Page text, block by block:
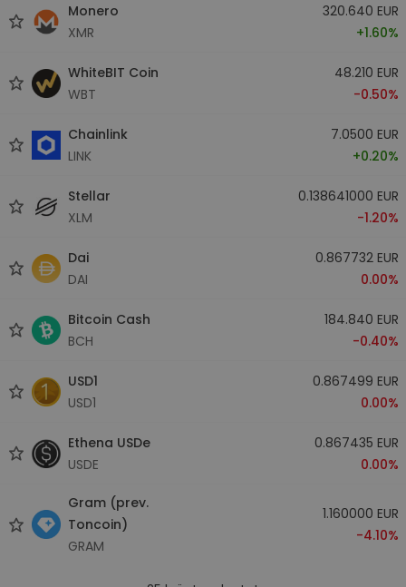
Monero
XMR
320.640 EUR
+1.60%
WhiteBIT Coin
WBT
48.210 EUR
-0.50%
Chainlink
LINK
7.0500 EUR
+0.20%
Stellar
XLM
0.138641000 EUR
-1.20%
Dai
DAI
0.867732 EUR
0.00%
Bitcoin Cash
BCH
184.840 EUR
-0.40%
USD1
USD1
0.867499 EUR
0.00%
Ethena USDe
USDE
0.867435 EUR
0.00%
Gram (prev.
Toncoin)
GRAM
1.160000 EUR
-4.10%